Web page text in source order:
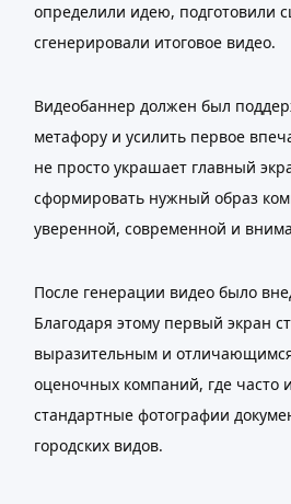
определили идею, подготовили
сгенерировали итоговое видео.
Видеобаннер должен был
метафору и усилить первое
не просто украшает главный
сформировать нужный образ
уверенной, современной и
После генерации видео было
Благодаря этому первый экран
выразительным и
оценочных компаний, где часто
стандартные фотографии
городских видов.